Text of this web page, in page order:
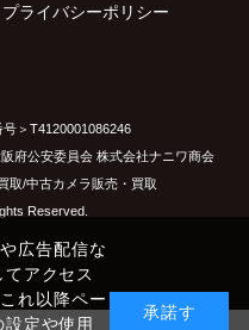
プライバシーポリシー
＞T4120001086246
府公安委員会 株式会社ナニワ商会
取/中古カメラ販売・買取
Reserved.
広告配信な
アクセス
れ以降ペー
定や使用
承諾す